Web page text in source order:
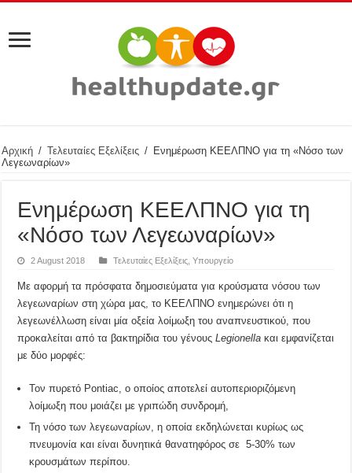
Αρχική / Τελευταίες Εξελίξεις / Ενημέρωση ΚΕΕΛΠΝΟ για τη «Νόσο των
Λεγεωναρίων»
Ενημέρωση ΚΕΕΛΠΝΟ για τη
«Νόσο των Λεγεωναρίων»
2 August 2018 Τελευταίες Εξελίξεις ,Υπουργείο
Με αφορμή τα πρόσφατα δημοσιεύματα για κρούσματα νόσου των
λεγεωναρίων στη χώρα μας, το ΚΕΕΛΠΝΟ ενημερώνει ότι η
λεγεωνέλλωση είναι μία οξεία λοίμωξη του αναπνευστικού, που
προκαλείται από τα βακτηρίδια του γένουςLegionellaκαι εμφανίζεται
με δύο μορφές:
Τον πυρετό Pontiac, ο οποίος αποτελεί αυτοπεριοριζόμενη
λοίμωξη που μοιάζει με γριπώδη συνδρομή,
Τη νόσο των λεγεωναρίων, η οποία εκδηλώνεται κυρίως ως
πνευμονία και είναι δυνητικά θανατηφόρος σε 5-30% των
κρουσμάτων περίπου.